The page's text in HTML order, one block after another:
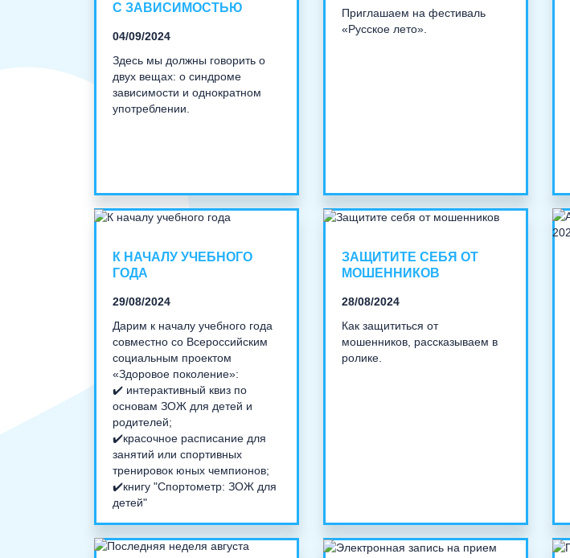
С ЗАВИСИМОСТЬЮ
04/09/2024
Здесь мы должны говорить о
двух вещах: о синдроме
зависимости и однократном
употреблении.
Приглашаем на фестиваль
«Русское лето».
К НАЧАЛУ УЧЕБНОГО
ГОДА
29/08/2024
Дарим к началу учебного года
совместно со Всероссийским
социальным проектом
«Здоровое поколение»:
✔️ интерактивный квиз по
основам ЗОЖ для детей и
родителей;
✔️красочное расписание для
занятий или спортивных
тренировок юных чемпионов;
✔️книгу "Спортометр: ЗОЖ для
детей"
ЗАЩИТИТЕ СЕБЯ ОТ
МОШЕННИКОВ
28/08/2024
Как защититься от
мошенников, рассказываем в
ролике.